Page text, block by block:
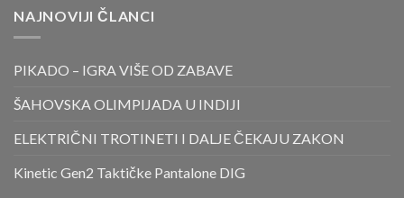
NAJNOVIJI ČLANCI
PIKADO – IGRA VIŠE OD ZABAVE
ŠAHOVSKA OLIMPIJADA U INDIJI
ELEKTRIČNI TROTINETI I DALJE ČEKAJU ZAKON
Kinetic Gen2 Taktičke Pantalone DIG